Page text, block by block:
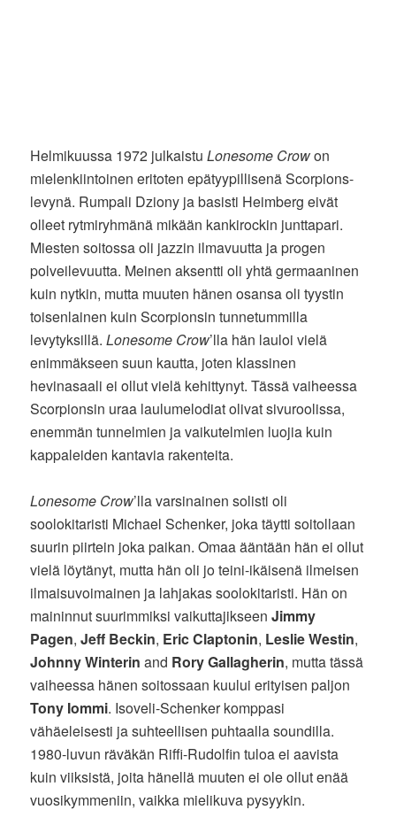
Helmikuussa 1972 julkaistuLonesome Crowon
mielenkiintoinen eritoten epätyypillisenä Scorpions-
levynä. Rumpali Dziony ja basisti Heimberg eivät
olleet rytmiryhmänä mikään kankirockin junttapari.
Miesten soitossa oli jazzin ilmavuutta ja progen
polveilevuutta. Meinen aksentti oli yhtä germaaninen
kuin nytkin, mutta muuten hänen osansa oli tyystin
toisenlainen kuin Scorpionsin tunnetummilla
levytyksillä.Lonesome Crow’lla hän lauloi vielä
enimmäkseen suun kautta, joten klassinen
hevinasaali ei ollut vielä kehittynyt. Tässä vaiheessa
Scorpionsin uraa laulumelodiat olivat sivuroolissa,
enemmän tunnelmien ja vaikutelmien luojia kuin
kappaleiden kantavia rakenteita.
Lonesome Crow’lla varsinainen solisti oli
soolokitaristi Michael Schenker, joka täytti soitollaan
suurin piirtein joka paikan. Omaa ääntään hän ei ollut
vielä löytänyt, mutta hän oli jo teini-ikäisenä ilmeisen
ilmaisuvoimainen ja lahjakas soolokitaristi. Hän on
maininnut suurimmiksi vaikuttajikseenJimmy
Pagen,Jeff Beckin, Eric Claptonin, Leslie Westin,
Johnny Winterin and Rory Gallagherin, mutta tässä
vaiheessa hänen soitossaan kuului erityisen paljon
Tony Iommi. Isoveli-Schenker komppasi
vähäeleisesti ja suhteellisen puhtaalla soundilla.
1980-luvun räväkän Riffi-Rudolfin tuloa ei aavista
kuin viiksistä, joita hänellä muuten ei ole ollut enää
vuosikymmeniin, vaikka mielikuva pysyykin.